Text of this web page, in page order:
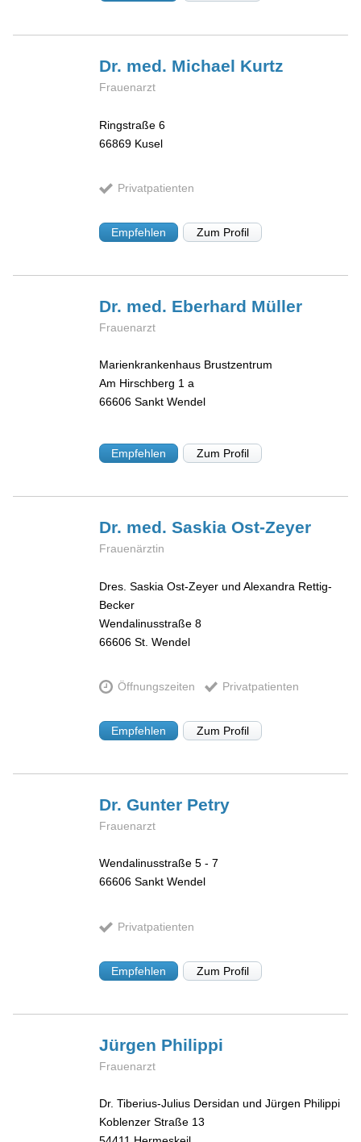
Dr. med. Michael Kurtz
Frauenarzt
Ringstraße 6
66869 Kusel
Privatpatienten
Empfehlen Zum Profil
Dr. med. Eberhard Müller
Frauenarzt
Marienkrankenhaus Brustzentrum
Am Hirschberg 1 a
66606 Sankt Wendel
Empfehlen Zum Profil
Dr. med. Saskia Ost-Zeyer
Frauenärztin
Dres. Saskia Ost-Zeyer und Alexandra Rettig-
Becker
Wendalinusstraße 8
66606 St. Wendel
Öffnungszeiten Privatpatienten
Empfehlen Zum Profil
Dr. Gunter Petry
Frauenarzt
Wendalinusstraße 5 - 7
66606 Sankt Wendel
Privatpatienten
Empfehlen Zum Profil
Jürgen Philippi
Frauenarzt
Dr. Tiberius-Julius Dersidan und Jürgen Philippi
Koblenzer Straße 13